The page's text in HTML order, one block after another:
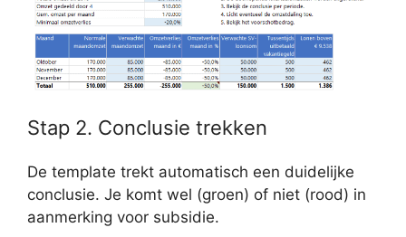
Stap 2. Conclusie trekken
De template trekt automatisch een duidelijke
conclusie. Je komt wel (groen) of niet (rood) in
aanmerking voor subsidie.